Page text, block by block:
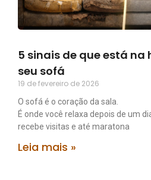
5 sinais de que está na
seu sofá
19 de fevereiro de 2026
O sofá é o coração da sala.
É onde você relaxa depois de um
recebe visitas e até maratona
Leia mais »